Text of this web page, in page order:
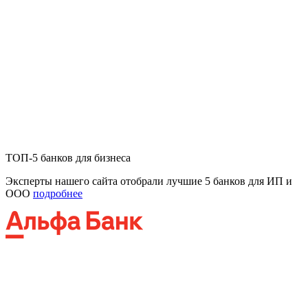
ТОП-5 банков для бизнеса
Эксперты нашего сайта отобрали лучшие 5 банков для ИП и
ООО подробнее